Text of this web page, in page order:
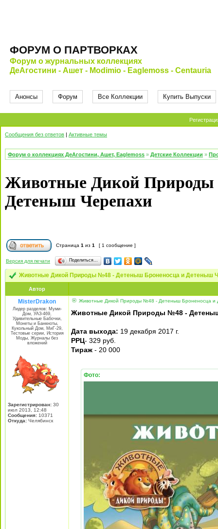
ФОРУМ О ПАРТВОРКАХ
Форум о журнальных коллекциях
ДеАгостини - Ашет - Modimio - Eaglemoss - Centauria
Анонсы Форум Все Коллекции Купить Выпуски
Сообщения без ответов | Активные темы
Форум о коллекциях ДеАгостини, Ашет, Eaglemoss » Детские Коллекции »
Животные Дикой Природы
Детеныш Черепахи
Страница 1 из 1 [ 1 сообщение ]
Версия для печати Поделиться…
Животные Дикой Природы №48 - Детеныш Броненосца и Детеныш
Автор
MisterDrakon
Лидер разделов: Муми-
Дом, УАЗ-469,
Удивительные Бабочки,
Монеты и Банкноты,
Кукольный Дом, МиГ-29,
Тестовые серии, История
Моды, Журналы без
вложений
Зарегистрирован: 30
июл 2013, 12:48
Сообщения: 10371
Откуда: Челябинск
Животные Дикой Природы №48 - Детеныш Броненосца и
Животные Дикой Природы №48 -
Дата выхода: 19 декабря 2017 г.
РРЦ- 329 руб.
Тираж - 20 000
Фото: